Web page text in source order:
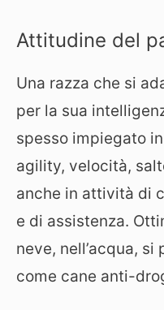
Attitudine del
Una razza che si
per la sua
spesso impiegato
agility, velocità,
anche in attività di
e di assistenza.
neve, nell’acqua,
come cane anti-